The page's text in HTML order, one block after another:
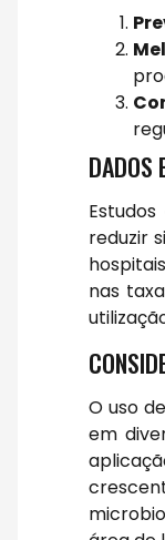
DADOS
reduzir
nas
O uso
em